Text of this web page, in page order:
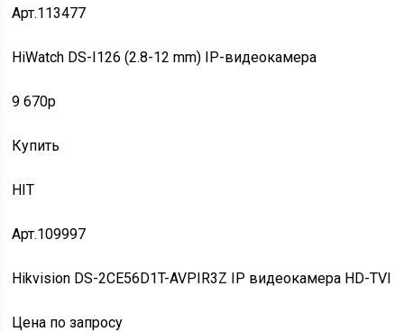
Арт.113477
HiWatch DS-I126 (2.8-12 mm) IP-видеокамера
9 670p
Купить
HIT
Арт.109997
Hikvision DS-2CE56D1T-AVPIR3Z IP видеокамера HD-TVI
Цена по запросу